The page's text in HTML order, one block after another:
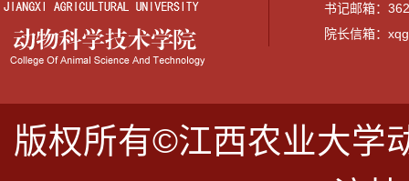
书记邮箱：
院长信箱：
版权所有©江西农业大学